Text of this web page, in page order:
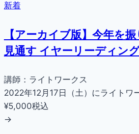
新着
【アーカイブ版】今年を
見通す イヤーリーディン
講師：ライトワークス
2022年12月17日（土）にライトワ
¥5,000税込
→